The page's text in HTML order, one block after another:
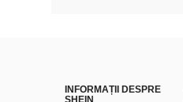
INFORMAȚII DESPRE
SHEIN